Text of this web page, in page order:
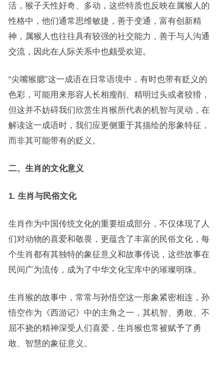
活，猴子天性好奇、多动，这些特质也反映在属猴人的
性格中，他们通常思维敏捷，善于变通，富有创新精
神，属猴人也往往具有较强的社交能力，善于与人沟通
交流，因此在人际关系中也颇受欢迎。
“尖嘴猴腮”这一成语在日常语境中，有时也带有贬义的
色彩，可能用来形容人长相瘦削、精明过头或者狡猾，
但这并不妨碍我们欣赏生肖猴所代表的机智与灵动，在
解读这一成语时，我们应更侧重于其描绘的形象特征，
而非其可能带有的贬义。
二、生肖的文化意义
1. 生肖与民俗文化
生肖作为中国传统文化的重要组成部分，不仅体现了人
们对动物的喜爱和敬畏，更蕴含了丰富的民俗文化，每
个生肖都有其独特的象征意义和故事传说，这些故事在
民间广为流传，成为了中华文化宝库中的璀璨明珠。
生肖猴的故事中，常常与孙悟空这一形象紧密相连，孙
悟空作为《西游记》中的主角之一，其机智、勇敢、不
屈不挠的精神深受人们喜爱，生肖猴也常被赋予了勇
敢、智慧的象征意义。